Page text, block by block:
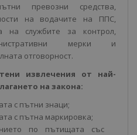
превозни средства,
на водачите на ППС,
на службите за контрол,
мерки и
отговорност.
извлечения от най-
на закона:
с пътни знаци;
с пътна маркировка;
по пътищата със